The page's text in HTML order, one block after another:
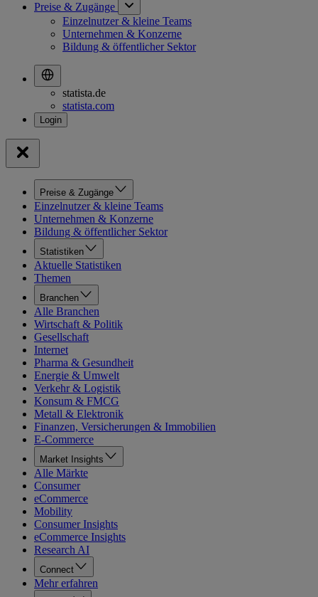
Preise & Zugänge
Einzelnutzer & kleine Teams
Unternehmen & Konzerne
Bildung & öffentlicher Sektor
statista.de
statista.com
Preise & Zugänge
Einzelnutzer & kleine Teams
Unternehmen & Konzerne
Bildung & öffentlicher Sektor
Statistiken
Aktuelle Statistiken
Themen
Branchen
Alle Branchen
Wirtschaft & Politik
Gesellschaft
Internet
Pharma & Gesundheit
Energie & Umwelt
Verkehr & Logistik
Konsum & FMCG
Metall & Elektronik
Finanzen, Versicherungen & Immobilien
E-Commerce
Market Insights
Alle Märkte
Consumer
eCommerce
Mobility
Consumer Insights
eCommerce Insights
Research AI
Connect
Mehr erfahren